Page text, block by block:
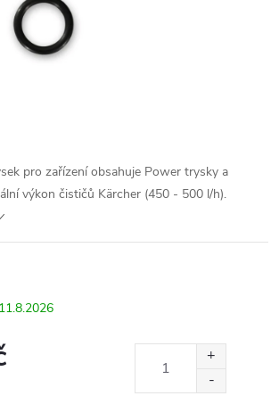
pro zařízení obsahuje Power trysky a
výkon čističů Kärcher (450 - 500 l/h).
11.8.2026